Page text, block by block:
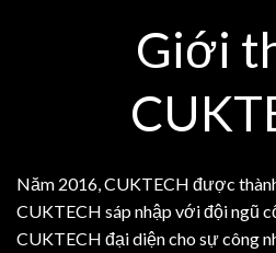
Giới
Năm 2016, CUKTECH được
CUKTECH sáp nhập với đội ngũ
CUKTECH đại diện cho sự công